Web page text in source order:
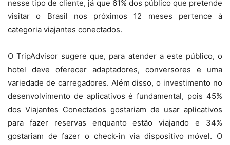
nesse tipo de cliente, já que 61% dos público que pretende
visitar o Brasil nos próximos 12 meses pertence à
categoria viajantes conectados.
O TripAdvisor sugere que, para atender a este público, o
hotel deve oferecer adaptadores, conversores e uma
variedade de carregadores. Além disso, o investimento no
desenvolvimento de aplicativos é fundamental, pois 45%
dos Viajantes Conectados gostariam de usar aplicativos
para fazer reservas enquanto estão viajando e 34%
gostariam de fazer o check-in via dispositivo móvel. O